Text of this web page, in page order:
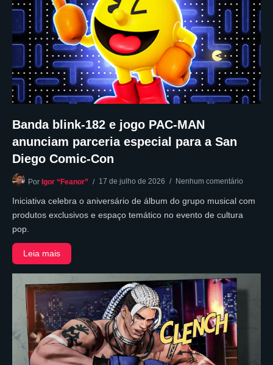
Banda blink-182 e jogo PAC-MAN
anunciam parceria especial para a San
Diego Comic-Con
Por Igor “Feanor” 17 de julho de 2026 Nenhum comentário
Iniciativa celebra o aniversário de álbum do grupo musical com
produtos exclusivos e espaço temático no evento de cultura
pop.
Leia mais